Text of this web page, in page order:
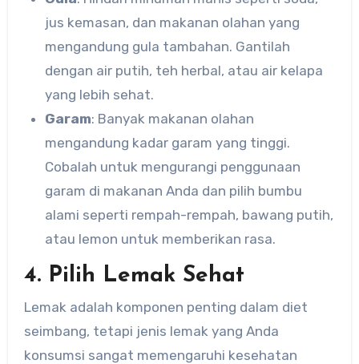
jus kemasan, dan makanan olahan yang
mengandung gula tambahan. Gantilah
dengan air putih, teh herbal, atau air kelapa
yang lebih sehat.
Garam: Banyak makanan olahan
mengandung kadar garam yang tinggi.
Cobalah untuk mengurangi penggunaan
garam di makanan Anda dan pilih bumbu
alami seperti rempah-rempah, bawang putih,
atau lemon untuk memberikan rasa.
4. Pilih Lemak Sehat
Lemak adalah komponen penting dalam diet
seimbang, tetapi jenis lemak yang Anda
konsumsi sangat memengaruhi kesehatan